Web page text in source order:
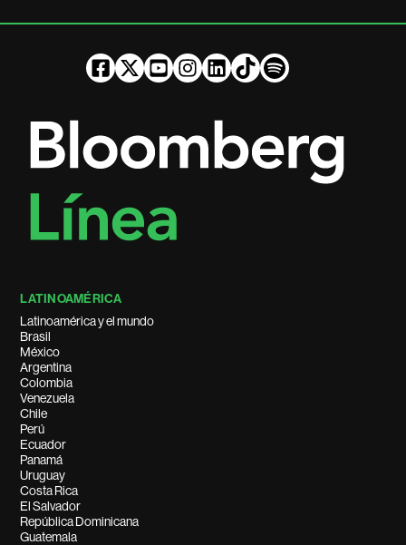
LATINOAMÉRICA
Latinoamérica y el mundo
Brasil
México
Argentina
Colombia
Venezuela
Chile
Perú
Ecuador
Panamá
Uruguay
Costa Rica
El Salvador
República Dominicana
Guatemala